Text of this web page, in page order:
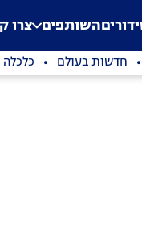
השותפים צרו
חדשות בעולם כלכלה